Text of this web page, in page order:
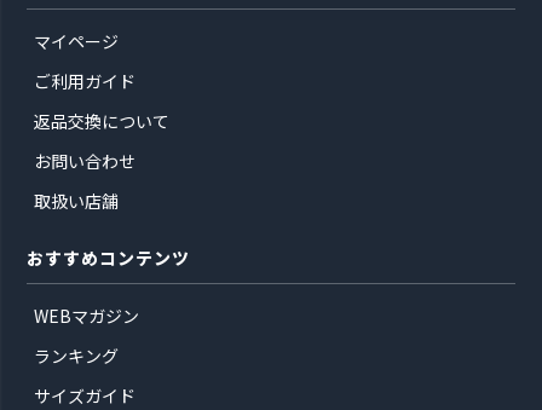
マイページ
ご利用ガイド
返品交換について
お問い合わせ
取扱い店舗
おすすめコンテンツ
WEBマガジン
ランキング
サイズガイド